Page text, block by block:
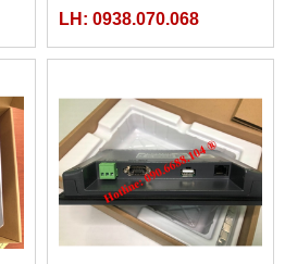
LH: 0938.070.068